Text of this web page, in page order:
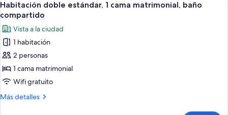
individuales,
baño
compartido
2
camas
individuales,
2
camas
individuales,
baño
compartido
todas
las
fotos
de
Habitación
doble
estándar,
1
6
Habitación doble estándar, 1 cama matrimonial, baño
compartido
Vista a la ciudad
1 habitación
2 personas
1 cama matrimonial
Wifi gratuito
Más detalles
Más